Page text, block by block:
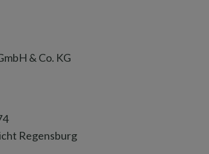
& Co. KG
Regensburg